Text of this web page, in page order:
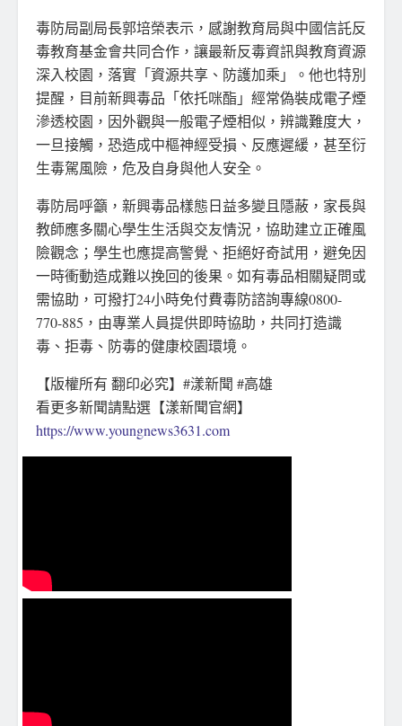
毒防局副局長郭培榮表示，感謝教育局與中國信託反
毒教育基金會共同合作，讓最新反毒資訊與教育資源
深入校園，落實「資源共享、防護加乘」。他也特別
提醒，目前新興毒品「依托咪酯」經常偽裝成電子煙
滲透校園，因外觀與一般電子煙相似，辨識難度大，
一旦接觸，恐造成中樞神經受損、反應遲緩，甚至衍
生毒駕風險，危及自身與他人安全。
毒防局呼籲，新興毒品樣態日益多變且隱蔽，家長與
教師應多關心學生生活與交友情況，協助建立正確風
險觀念；學生也應提高警覺、拒絕好奇試用，避免因
一時衝動造成難以挽回的後果。如有毒品相關疑問或
需協助，可撥打24小時免付費毒防諮詢專線0800-
770-885，由專業人員提供即時協助，共同打造識
毒、拒毒、防毒的健康校園環境。
【版權所有 翻印必究】#漾新聞 #高雄
看更多新聞請點選【漾新聞官網】
https://www.youngnews3631.com